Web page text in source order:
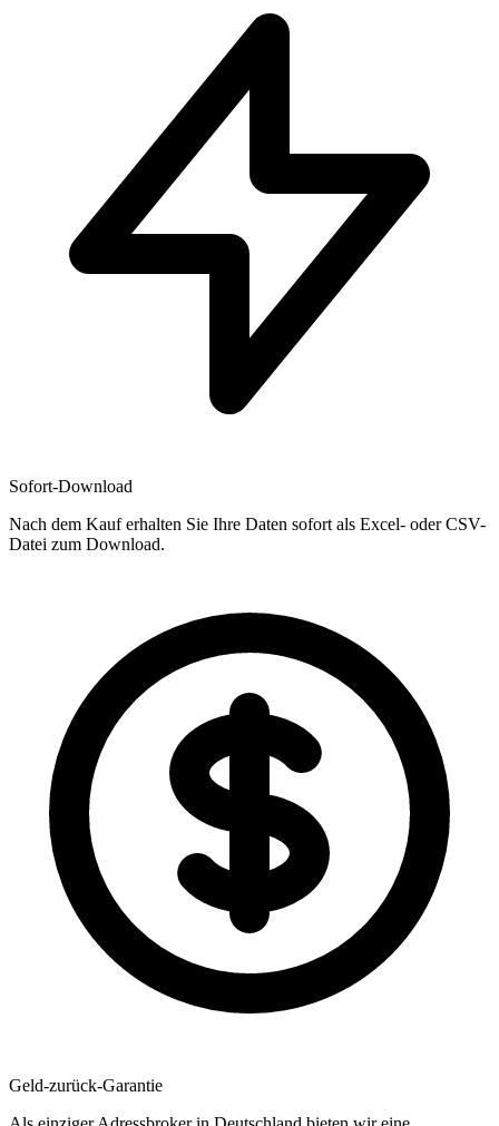
Sofort-Download
Nach dem Kauf erhalten Sie Ihre Daten sofort als Excel- oder CSV-
Datei zum Download.
Geld-zurück-Garantie